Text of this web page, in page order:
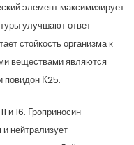
элемент максимизирует
улучшают ответ
стойкость организма к
веществами являются
повидон К25.
и 16. Гроприносин
нейтрализует